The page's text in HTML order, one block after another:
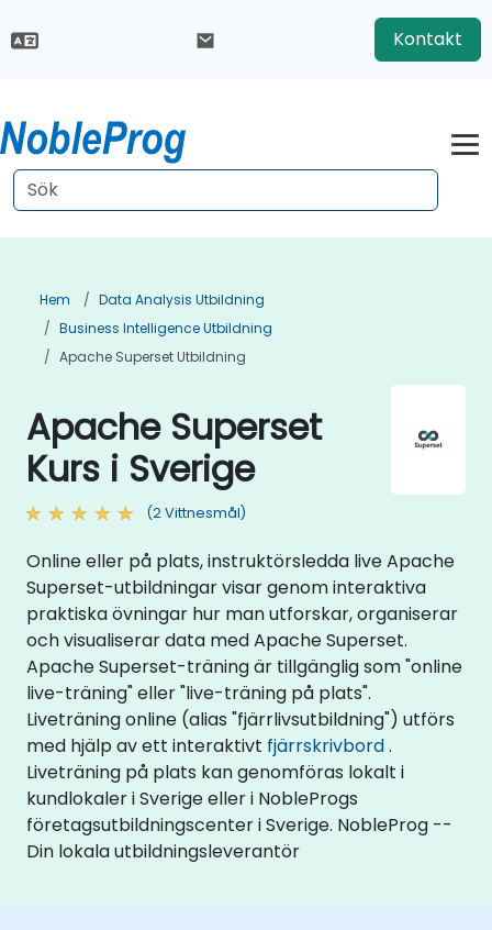
Kontakt
Hem
Data Analysis Utbildning
Business Intelligence Utbildning
Apache Superset Utbildning
Apache Superset
Kurs i Sverige
(2 Vittnesmål)
Online eller på plats, instruktörsledda live Apache
Superset-utbildningar visar genom interaktiva
praktiska övningar hur man utforskar, organiserar
och visualiserar data med Apache Superset.
Apache Superset-träning är tillgänglig som "online
live-träning" eller "live-träning på plats".
Liveträning online (alias "fjärrlivsutbildning") utförs
med hjälp av ett interaktivt fjärrskrivbord.
Liveträning på plats kan genomföras lokalt i
kundlokaler i Sverige eller i NobleProgs
företagsutbildningscenter i Sverige. NobleProg --
Din lokala utbildningsleverantör